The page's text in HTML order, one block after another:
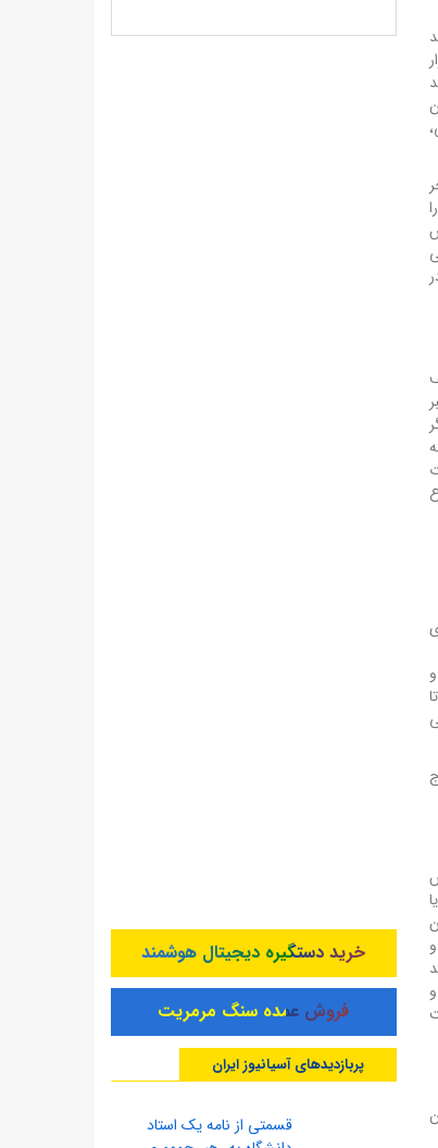
اگر
خرید دستگیره دیجیتال هوشمند
فروش عمده سنگ مرمریت
پربازدیدهای آسیانیوز ایران
قسمتی از نامه یک استاد